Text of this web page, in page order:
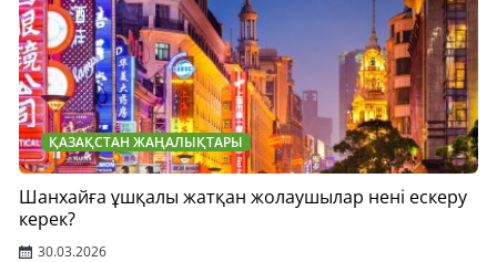
ҚАЗАҚСТАН ЖАҢАЛЫҚТАРЫ
Шанхайға ұшқалы жатқан жолаушылар нені ескеру
керек?
30.03.2026